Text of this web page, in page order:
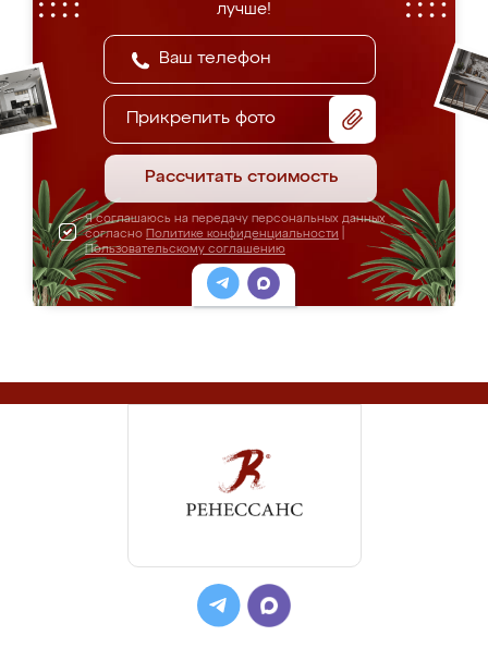
лучше!
Прикрепить фото
Рассчитать стоимость
Я соглашаюсь на передачу персональных данных
согласно Политике конфиденциальности
Пользовательскому соглашению